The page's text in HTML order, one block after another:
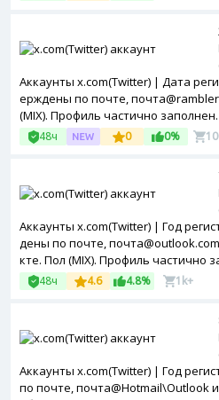
Аккаунты x.com(Twitter) | Дата
ерждены по почте,
(MIX). Профиль частично
стрированы с MIX ip.
48ч 0 0%
Аккаунты x.com(Twitter) | Год
дены по почте,
кте. Пол (MIX). Профиль частично
е. Двухфакторная авторизация
48ч 4.6 4.8% 1k+
Аккаунты x.com(Twitter) | Год
по почте, почта@Hotmail\Outlook